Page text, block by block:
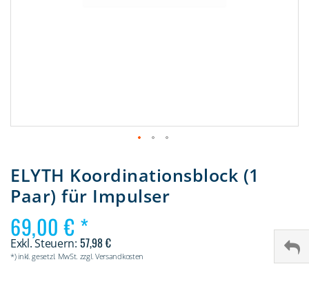
Anfang
der
Bildergalerie
springen
ELYTH Koordinationsblock (1
Paar) für Impulser
69,00 €
57,98 €
*) inkl. gesetzl. MwSt. zzgl. Versandkosten